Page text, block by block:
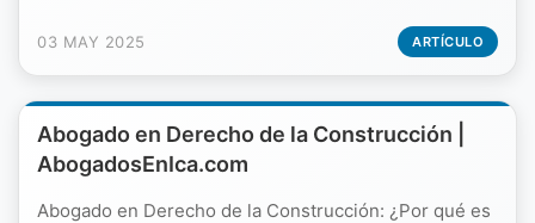
03 MAY 2025 ARTÍCULO
Abogado en Derecho de la Construcción |
AbogadosEnIca.com
Abogado en Derecho de la Construcción: ¿Por qué es